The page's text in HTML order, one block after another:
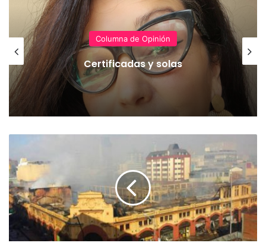
Columna de Opinión
Certificadas y solas
s
t
e
r
g
n